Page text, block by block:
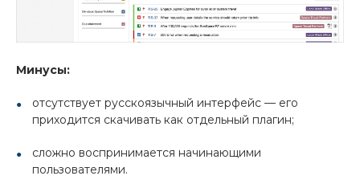
Минусы:
отсутствует русскоязычный интерфейс — его
приходится скачивать как отдельный плагин;
сложно воспринимается начинающими
пользователями.